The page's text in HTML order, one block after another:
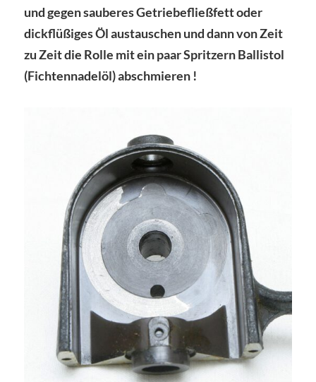
und gegen sauberes Getriebefließfett oder
dickflüßiges Öl austauschen und dann von Zeit
zu Zeit die Rolle mit ein paar Spritzern Ballistol
(Fichtennadelöl) abschmieren !